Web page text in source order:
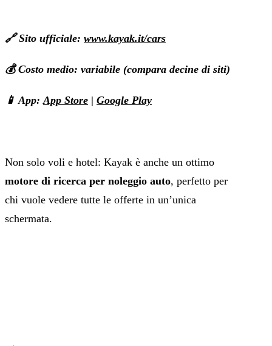
🔗 Sito ufficiale: www.kayak.it/cars
💰 Costo medio: variabile (compara decine di siti)
📱 App: App Store | Google Play
Non solo voli e hotel: Kayak è anche un ottimo
motore di ricerca per noleggio auto, perfetto per
chi vuole vedere tutte le offerte in un’unica
schermata.